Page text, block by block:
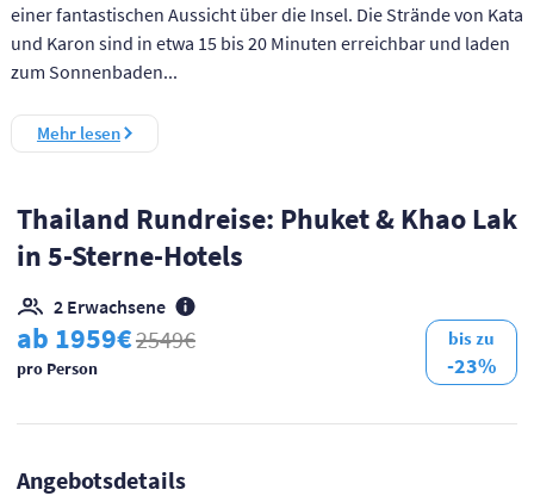
einer fantastischen Aussicht über die Insel. Die Strände von Kata
und Karon sind in etwa 15 bis 20 Minuten erreichbar und laden
zum Sonnenbaden...
Mehr lesen
Thailand Rundreise: Phuket & Khao Lak
in 5-Sterne-Hotels
2 Erwachsene
ab 1959€2549€
pro Person
bis zu
-23%
Angebotsdetails